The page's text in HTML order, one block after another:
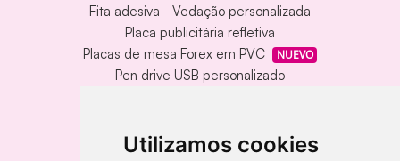
Utilizamos cookies
Fita adesiva - Vedação personalizada
Placa publicitária refletiva
Placas de mesa Forex em PVC
NUEVO
Pen drive USB personalizado
Chaveiro redondo em madeira e metal